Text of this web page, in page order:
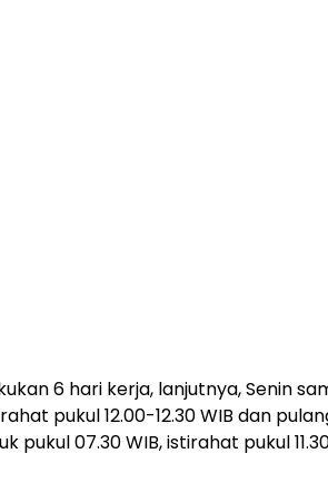
6 hari kerja, lanjutnya, Senin
pukul 12.00-12.30 WIB dan
pukul 07.30 WIB, istirahat pukul